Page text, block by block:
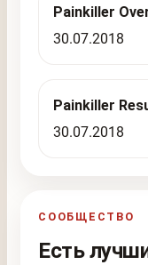
Painkiller
30.07.2018
Painkiller
30.07.2018
СООБЩЕСТВО
Есть